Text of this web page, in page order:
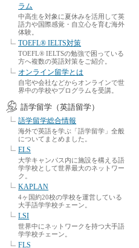
ラム
中高生を対象に夏休みを活用して英
語力や国際感覚・自立心を育む海外
体験。
TOEFL® IELTS対策
TOEFL® IELTSの勉強で困っている
方へ複数の英語対策をご紹介。
オンライン留学とは
自宅や会社などからオンラインで世
界中の学校やプログラムを受講。
語学留学（英語留学）
語学留学総合情報
海外で英語を学ぶ「語学留学」全般
についてまとめました。
ELS
大学キャンパス内に施設を構える語
学学校として世界最大のネットワー
ク。
KAPLAN
4ヶ国約20校の学校を運営している
大手語学学校チェーン。
LSI
世界中にネットワークを持つ大手語
学学校チェーン。
FLS